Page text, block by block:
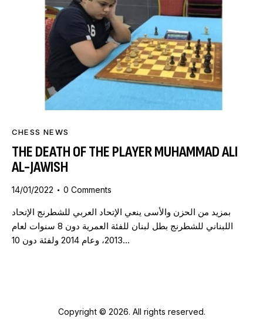
CHESS NEWS
THE DEATH OF THE PLAYER MUHAMMAD ALI
AL-JAWISH
14/01/2022 0 Comments
بمزيد من الحزن والأسى ينعي الإتحاد العربي للشطرنج الإتحاد
اللبناني للشطرنج بطل لبنان للفئة العمرية دون 8 سنوات لعام
2013، وعام 2014 ولفئة دون 10…
Copyright © 2026. All rights reserved.